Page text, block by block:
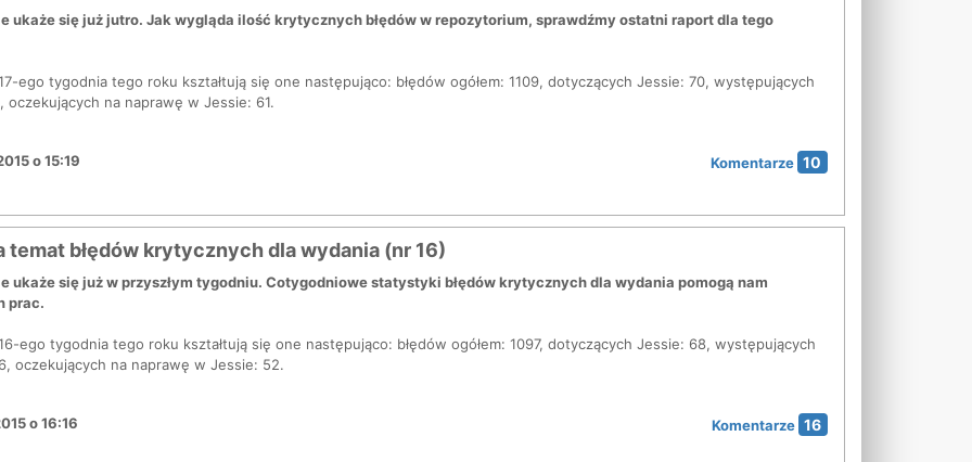
ukaże się już jutro. Jak wygląda ilość krytycznych błędów w repozytorium, sprawdźmy ostatni raport dla tego
ego tygodnia tego roku kształtują się one następująco: błędów ogółem: 1109, dotyczących Jessie: 70, występujących
oczekujących na naprawę w Jessie: 61.
o 15:19 Komentarze 10
temat błędów krytycznych dla wydania (nr 16)
ukaże się już w przyszłym tygodniu. Cotygodniowe statystyki błędów krytycznych dla wydania pomogą nam
prac.
ego tygodnia tego roku kształtują się one następująco: błędów ogółem: 1097, dotyczących Jessie: 68, występujących
oczekujących na naprawę w Jessie: 52.
o 16:16 Komentarze 16